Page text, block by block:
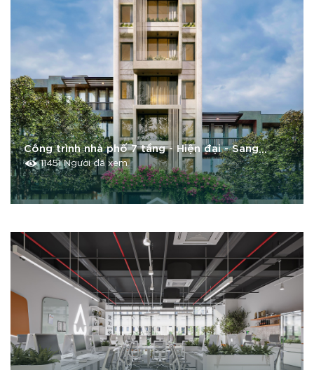
Công trình nhà phố 7 tầng - Hiện đại - Sang
trọng - Đẹp bền vững với thời gian
11451 Người đã xem